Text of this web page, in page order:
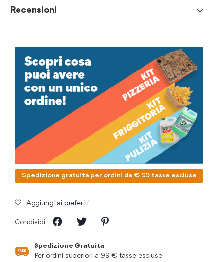
Recensioni
Spedizione gratuita per ordini da € 99 tasse escluse
Aggiungi ai preferiti
Condividi
Spedizione Gratuita
Per ordini superiori a 99 € tasse escluse